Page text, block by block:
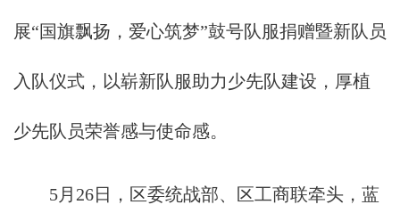
展“国旗飘扬，爱心筑梦”鼓号队服捐赠暨新队员
入队仪式，以崭新队服助力少先队建设，厚植
少先队员荣誉感与使命感。
5月26日，区委统战部、区工商联牵头，蓝